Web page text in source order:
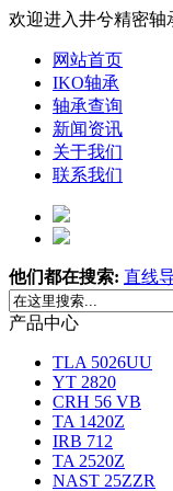
欢迎进入井兮精密轴
网站首页
IKO轴承
轴承查询
新闻资讯
关于我们
联系我们
他们都在搜索: 直线
产品中心
TLA 5026UU
YT 2820
CRH 56 VB
TA 1420Z
IRB 712
TA 2520Z
NAST 25ZZR